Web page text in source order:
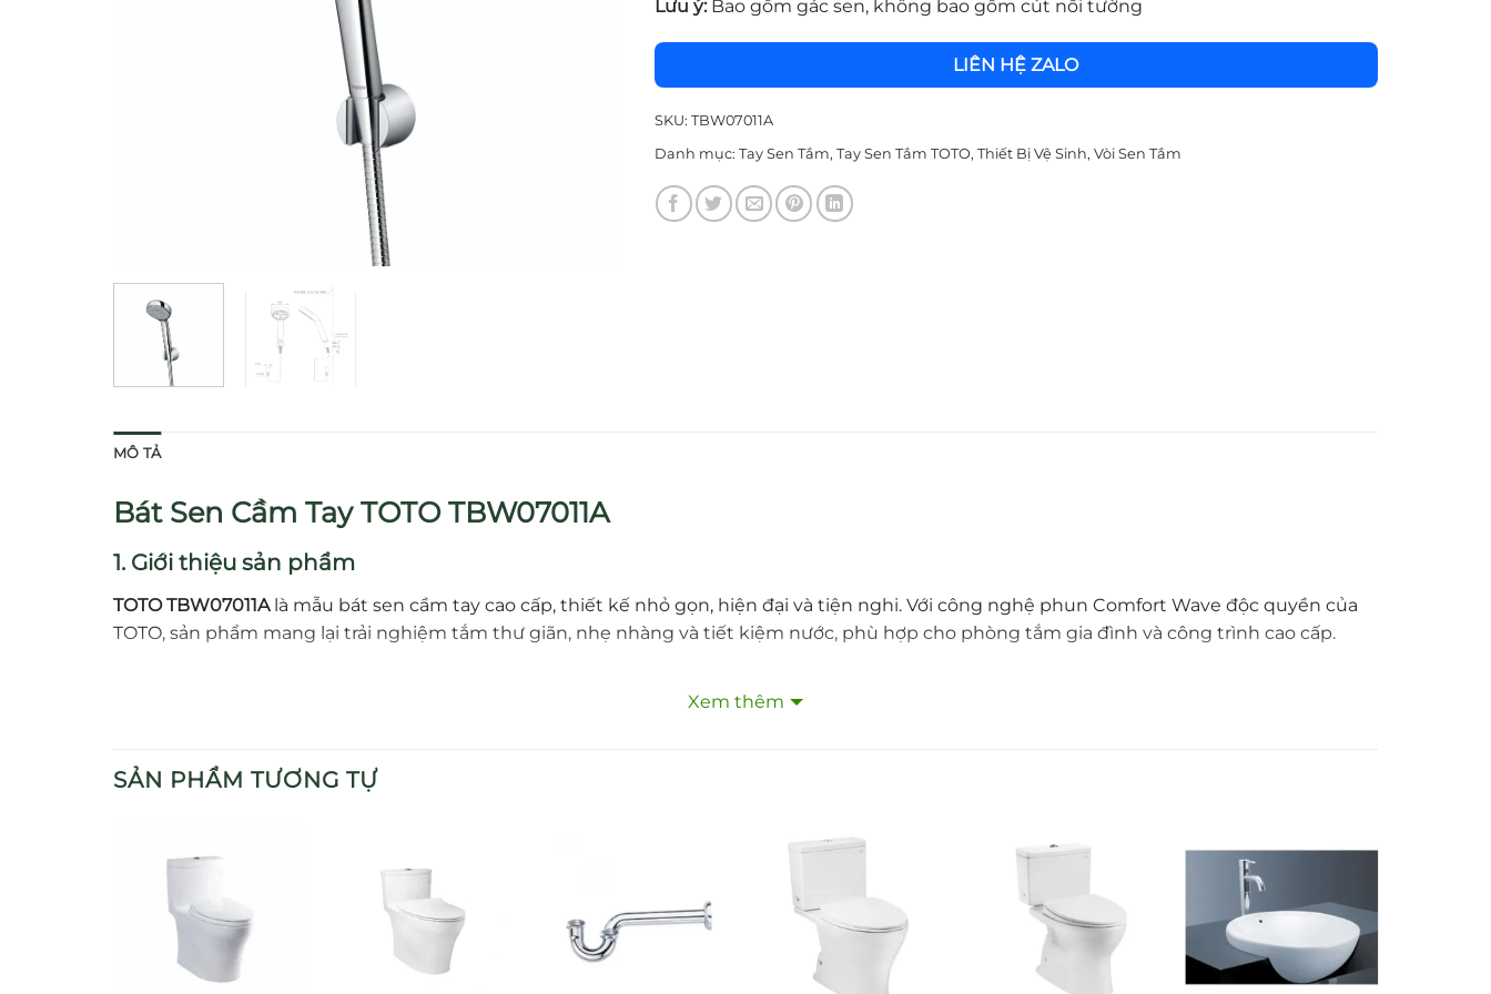
Lưu ý:Bao gồm gác sen, không bao gồm cút nối tường
LIÊN HỆ ZALO
SKU: TBW07011A
Danh mục: Tay Sen Tắm, Tay Sen Tắm TOTO, Thiết Bị Vệ Sinh, Vòi Sen Tắm
MÔ TẢ
Bát Sen Cầm Tay TOTO TBW07011A
1. Giới thiệu sản phẩm
TOTO TBW07011Alà mẫu bát sen cầm tay cao cấp, thiết kế nhỏ gọn, hiện đại và tiện nghi. Với công nghệ phun Comfort Wave độc quyền của
TOTO, sản phẩm mang lại trải nghiệm tắm thư giãn, nhẹ nhàng và tiết kiệm nước, phù hợp cho phòng tắm gia đình và công trình cao cấp.
Công nghệ phunComfort Wave
Lớp mạ Nickel – Crom sáng bóng, chống bong tróc, bền đẹp lâu dài.
Chất liệu nhựa ABS cao cấp, dễ vệ sinh, chống bám bẩn.
3. Lợi ích khi sử dụng
Xem thêm
SẢN PHẨM TƯƠNG TỰ